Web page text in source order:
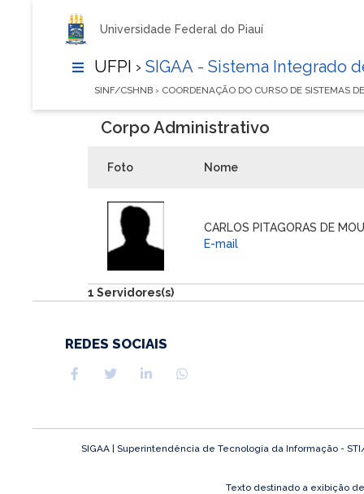
Universidade Federal do Piauí
UFPI › SIGAA - Sistema Integrado
SINF/CSHNB › COORDENAÇÃO DO CURSO DE SISTEMAS
Corpo Administrativo
Foto Nome
CARLOS PITAGORAS DE
E-mail
1 Servidores(s)
REDES SOCIAIS
SIGAA | Superintendência de Tecnologia da Informação -
Texto destinado a exibição